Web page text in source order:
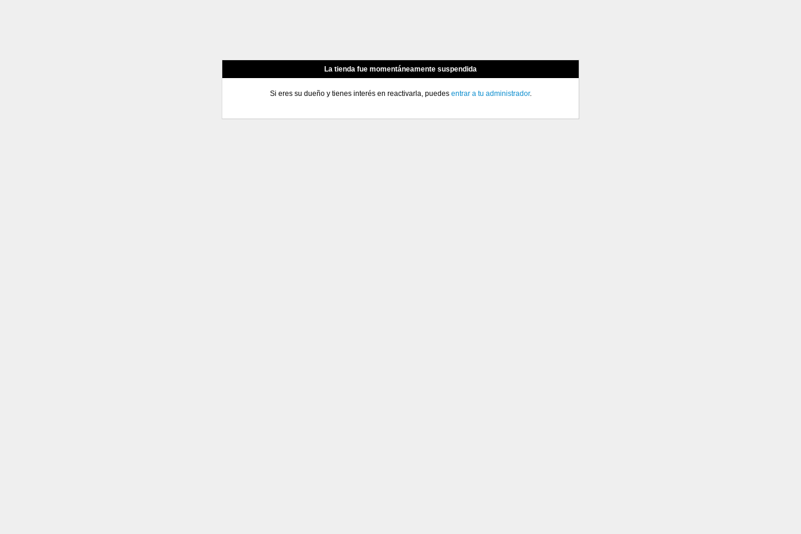
La tienda fue momentáneamente suspendida
Si eres su dueño y tienes interés en reactivarla, puedes entrar a tu administrador.